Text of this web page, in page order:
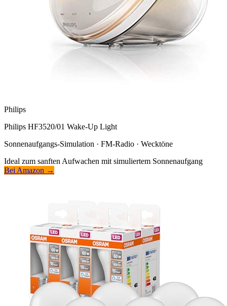
Philips
Philips HF3520/01 Wake-Up Light
Sonnenaufgangs-Simulation · FM-Radio · Wecktöne
Ideal zum sanften Aufwachen mit simuliertem Sonnenaufgang
Bei Amazon →